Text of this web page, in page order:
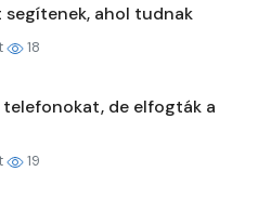
ahol tudnak
18
de elfogták a
19